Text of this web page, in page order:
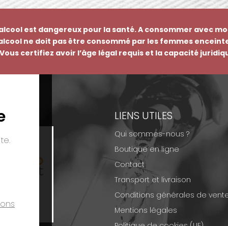
est dangereux pour la santé. A consommer avec
ne doit pas être consommé par les femmes
certifiez avoir l’âge légal requis et la capacité
LIENS UTILES
Qui sommes-nous ?
Boutique en ligne
Contact
Transport et livraison
Conditions générales de
Mentions légales